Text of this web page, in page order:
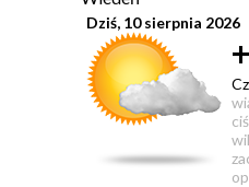
Dziś, 10 sierpnia 2026